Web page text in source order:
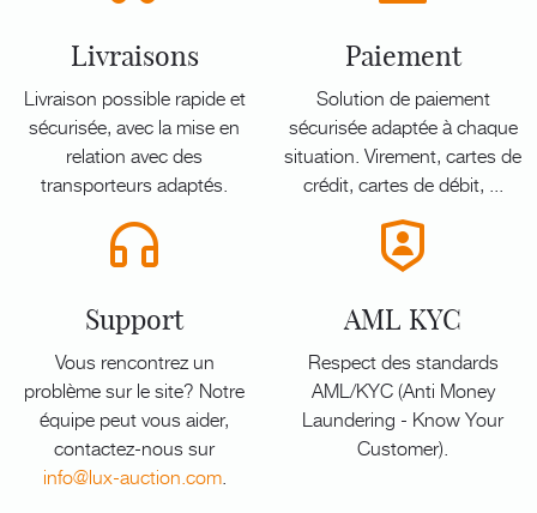
Livraisons
Livraison possible rapide et
sécurisée, avec la mise en
relation avec des
transporteurs adaptés.
Paiement
Solution de paiement
sécurisée adaptée à chaque
situation. Virement, cartes de
crédit, cartes de débit, ...
Support
Vous rencontrez un
problème sur le site? Notre
équipe peut vous aider,
contactez-nous sur
info@lux-auction.com.
AML KYC
Respect des standards
AML/KYC (Anti Money
Laundering - Know Your
Customer).